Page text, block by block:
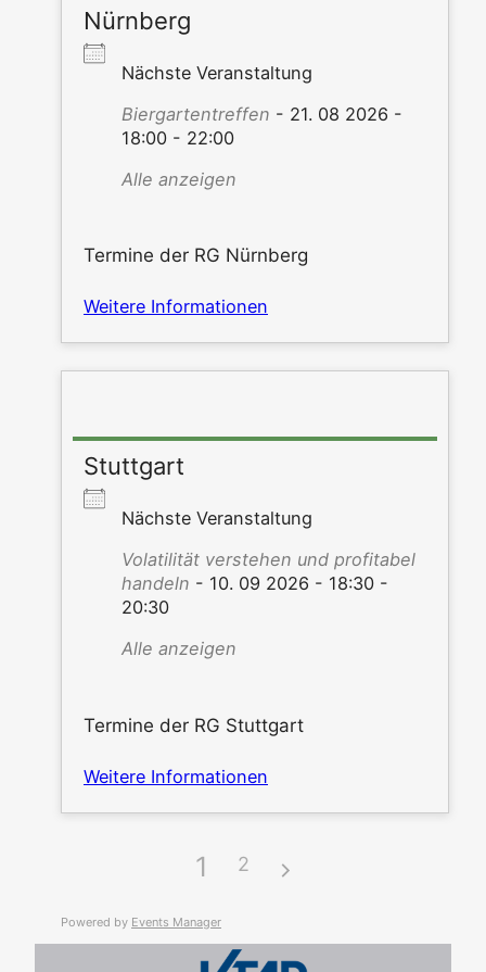
Nürnberg
Nächs­te Veranstaltung
Bier­gar­ten­tref­fen - 21. 08 2026 -
18:00 - 22:00
Alle anzei­gen
Ter­mi­ne der RG Nürnberg
Wei­te­re Informationen
Stuttgart
Nächs­te Veranstaltung
Vola­ti­li­tät ver­ste­hen und pro­fi­ta­bel
han­deln - 10. 09 2026 - 18:30 -
20:30
Alle anzei­gen
Ter­mi­ne der RG Stuttgart
Wei­te­re Informationen
1 2
Powered by Events Mana­ger